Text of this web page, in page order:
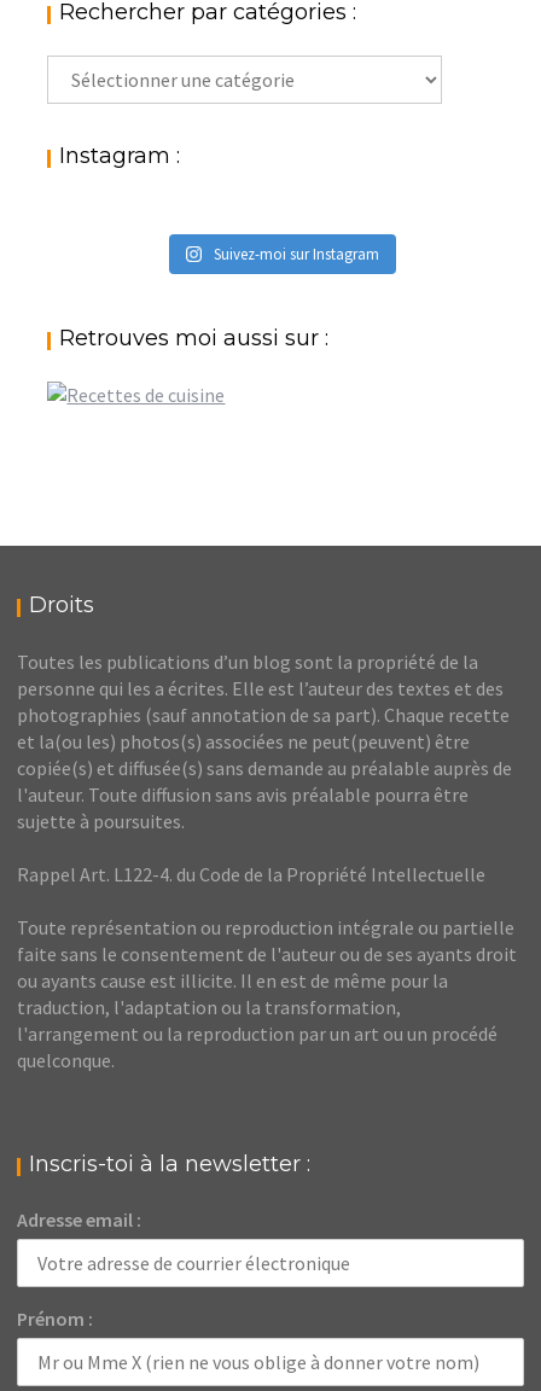
Rechercher par catégories :
Rechercher
par
: Instagram :
Suivez-moi sur Instagram
Retrouves moi aussi sur :
Droits
Toutes les publications d’un blog sont la propriété de la
personne qui les a écrites. Elle est l’auteur des textes et des
photographies (sauf annotation de sa part). Chaque recette
et la(ou les) photos(s) associées ne peut(peuvent) être
copiée(s) et diffusée(s) sans demande au préalable auprès de
l'auteur. Toute diffusion sans avis préalable pourra être
sujette à poursuites.
Rappel Art. L122-4. du Code de la Propriété Intellectuelle
Toute représentation ou reproduction intégrale ou partielle
faite sans le consentement de l'auteur ou de ses ayants droit
ou ayants cause est illicite. Il en est de même pour la
traduction, l'adaptation ou la transformation,
l'arrangement ou la reproduction par un art ou un procédé
quelconque.
Inscris-toi à la newsletter :
Adresse email :
Prénom :